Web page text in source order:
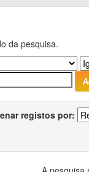
da pesquisa.
registos por: